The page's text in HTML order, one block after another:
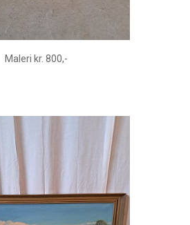
Maleri kr. 800,-